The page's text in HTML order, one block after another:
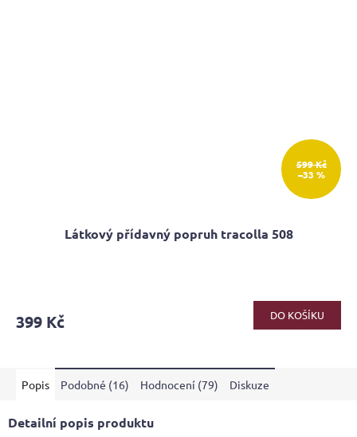
599 Kč
–33 %
Látkový přídavný popruh tracolla 508
399 Kč DO KOŠÍKU
Popis Podobné (16) Hodnocení (79) Diskuze
Detailní popis produktu